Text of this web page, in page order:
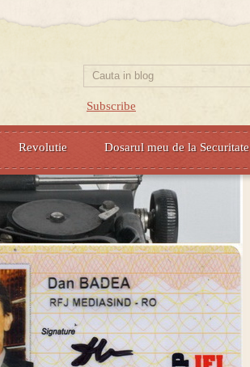
Subscribe
Revolutie Dosarul meu de la Securitate